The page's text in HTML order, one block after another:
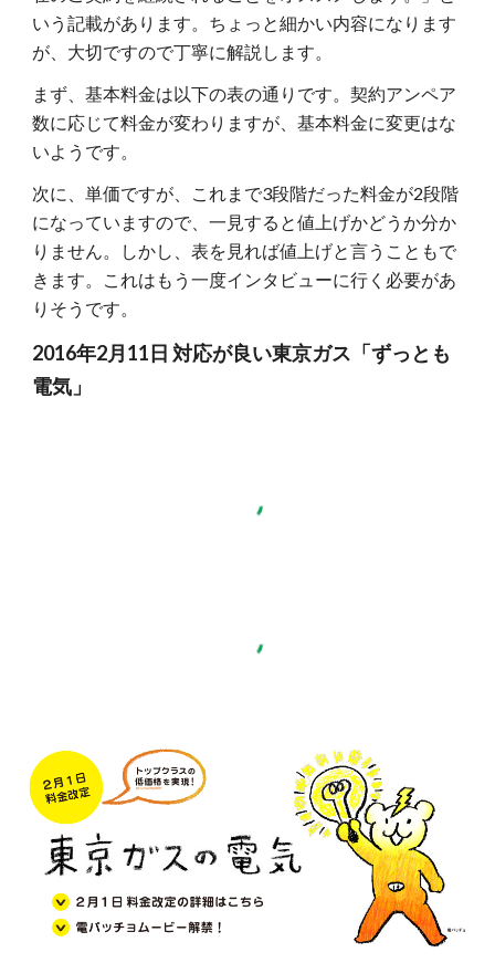
いう記載があります。ちょっと細かい内容になります
が、大切ですので丁寧に解説します。
まず、基本料金は以下の表の通りです。契約アンペア
数に応じて料金が変わりますが、基本料金に変更はな
いようです。
次に、単価ですが、これまで3段階だった料金が2段階
になっていますので、一見すると値上げかどうか分か
りません。しかし、表を見れば値上げと言うこともで
きます。これはもう一度インタビューに行く必要があ
りそうです。
2016年2月11日 対応が良い東京ガス「ずっとも
電気」